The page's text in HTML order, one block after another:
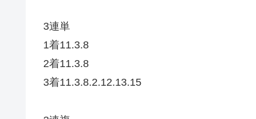
3連単
1着11.3.8
2着11.3.8
3着11.3.8.2.12.13.15